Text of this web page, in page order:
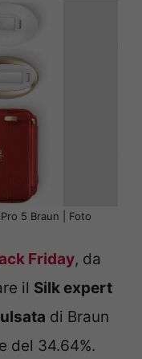
5 Braun | Foto
Friday, da
il Silk expert
di Braun
del 34.64%.